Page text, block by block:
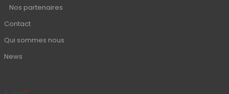
Nos partenaires
Contact
Qui sommes nous
News